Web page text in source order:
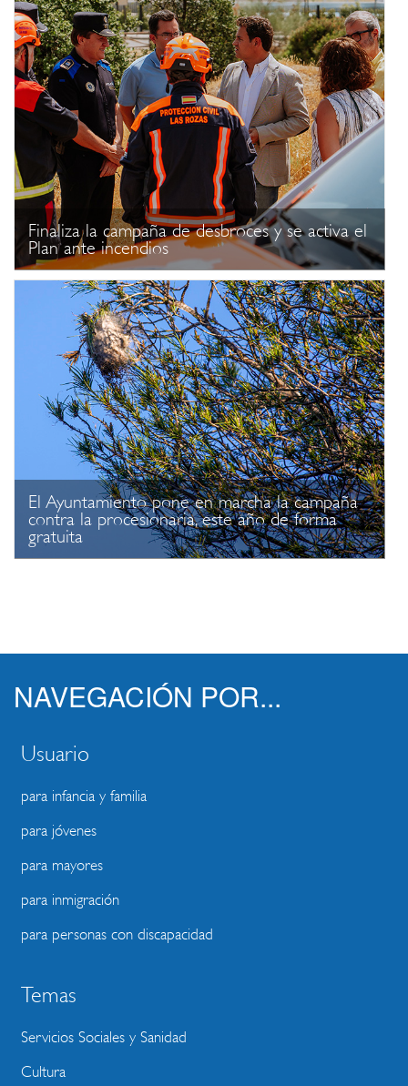
Finaliza la campaña de desbroces y se activa el
Plan ante incendios
El Ayuntamiento pone en marcha la campaña
contra la procesionaria, este año de forma
gratuita
NAVEGACIÓN POR...
Usuario
para infancia y familia
para jóvenes
para mayores
para inmigración
para personas con discapacidad
Temas
Servicios Sociales y Sanidad
Cultura